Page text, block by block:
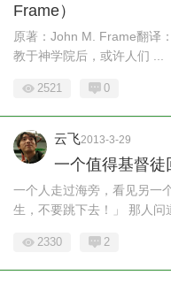
Frame）
原著：John M. Frame翻译
教于神学院后，或许人们 ...
2521 0
云飞2013-3-29
一个值得基督徒
一个人走过海旁，看见另一
生，不要跳下去！」 那人问
2330 2